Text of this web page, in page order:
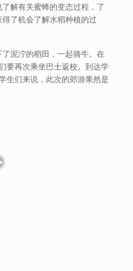
解有关蜜蜂的变态过程，了
了机会了解水稻种植的过
泥泞的稻田，一起骑牛。在
要再次乘坐巴士返校。到达学
生们来说，此次的郊游果然是